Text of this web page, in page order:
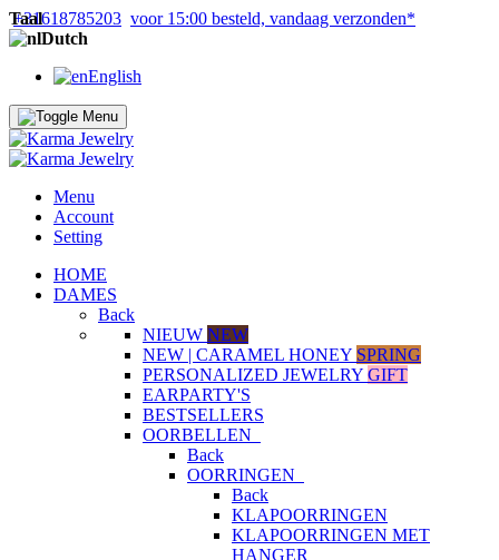
+31618785203 voor 15:00 besteld, vandaag verzonden*
Taal
Dutch
English
Menu
Account
Setting
HOME
DAMES
Back
NIEUW NEW
NEW | CARAMEL HONEY SPRING
PERSONALIZED JEWELRY GIFT
EARPARTY'S
BESTSELLERS
OORBELLEN
Back
OORRINGEN
Back
KLAPOORRINGEN
KLAPOORRINGEN MET
HANGER